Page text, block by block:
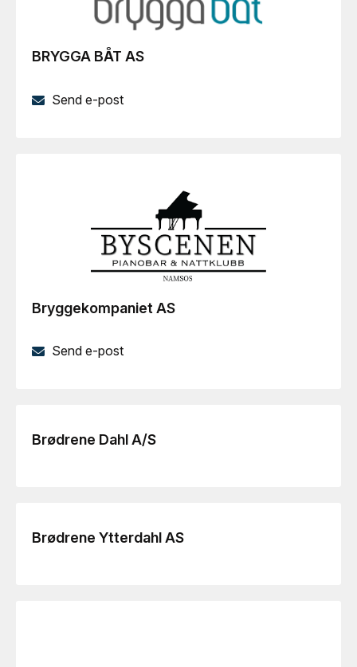
BRYGGA BÅT AS
Send e-post
Bryggekompaniet AS
Send e-post
Brødrene Dahl A/S
Brødrene Ytterdahl AS